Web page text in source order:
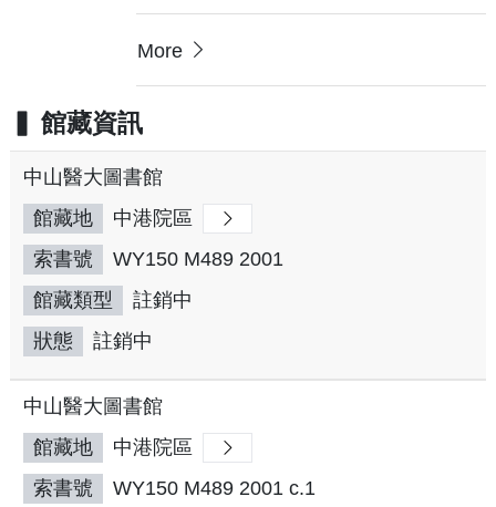
More
館藏資訊
中山醫大圖書館
館藏地
中港院區
索書號
WY150 M489 2001
館藏類型
註銷中
狀態
註銷中
中山醫大圖書館
館藏地
中港院區
索書號
WY150 M489 2001 c.1